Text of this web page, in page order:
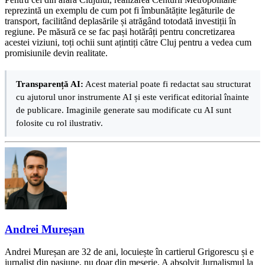
reprezintă un exemplu de cum pot fi îmbunătățite legăturile de
transport, facilitând deplasările și atrăgând totodată investiții în
regiune. Pe măsură ce se fac pași hotărâți pentru concretizarea
acestei viziuni, toți ochii sunt ațintiți către Cluj pentru a vedea cum
promisiunile devin realitate.
Transparență AI: Acest material poate fi redactat sau structurat
cu ajutorul unor instrumente AI și este verificat editorial înainte
de publicare. Imaginile generate sau modificate cu AI sunt
folosite cu rol ilustrativ.
Andrei Mureșan
Andrei Mureșan are 32 de ani, locuiește în cartierul Grigorescu și e
jurnalist din pasiune, nu doar din meserie. A absolvit Jurnalismul la